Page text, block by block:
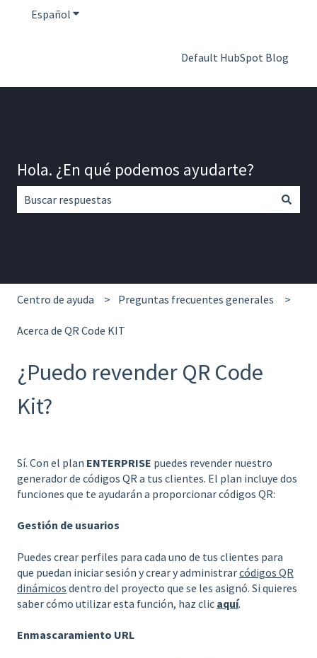
Español Traducciones de Mostrar submenú de
Default HubSpot Blog
Hola. ¿En qué podemos ayudarte?
Centro de ayuda Preguntas frecuentes generales
Acerca de QR Code KIT
¿Puedo revender QR Code
Kit?
Sí. Con el plan ENTERPRISE puedes revender nuestro
generador de códigos QR a tus clientes. El plan incluye dos
funciones que te ayudarán a proporcionar códigos QR:
Gestión de usuarios
Puedes crear perfiles para cada uno de tus clientes para
que puedan iniciar sesión y crear y administrarcódigos QR
dinámicos dentro del proyecto que se les asignó. Si quieres
saber cómo utilizar esta función, haz clic aquí.
Enmascaramiento URL